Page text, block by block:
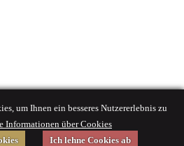
um Ihnen ein besseres Nutzererlebnis zu
Informationen über Cookies
Ich lehne Cookies ab